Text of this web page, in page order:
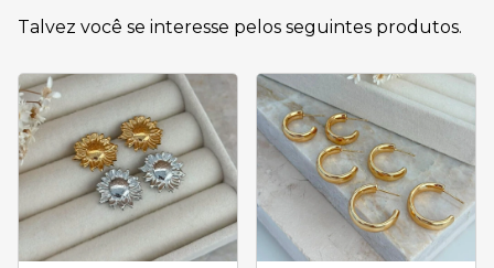
Talvez você se interesse pelos seguintes produtos.